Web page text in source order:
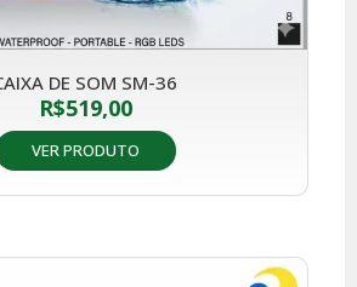
DE SOM SM-36
R$519,00
VER PRODUTO